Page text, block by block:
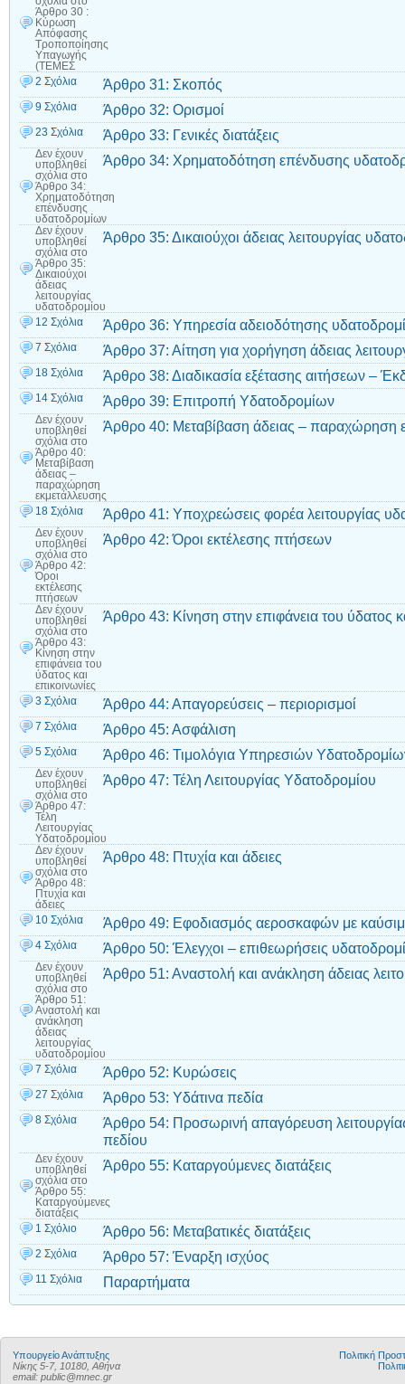
Άρθρο 30 :
Κύρωση
Απόφασης
Τροποποίησης
Υπαγωγής
(ΤΕΜΕΣ
2 Σχόλια
Άρθρο 31: Σκοπός
9 Σχόλια Άρθρο 32: Ορισμοί
23 Σχόλια Άρθρο 33: Γενικές διατάξεις
Δεν έχουν
υποβληθεί
σχόλια στο
Άρθρο 34:
Xρηματοδότηση
επένδυσης
υδατοδρομίων
Άρθρο 34: Xρηματοδότηση επένδυσης
Δεν έχουν
υποβληθεί
σχόλια στο
Άρθρο 35:
Δικαιούχοι
άδειας
λειτουργίας
υδατοδρομίου
Άρθρο 35: Δικαιούχοι άδειας λειτουργίας
12 Σχόλια Άρθρο 36: Υπηρεσία αδειοδότησης
7 Σχόλια Άρθρο 37: Αίτηση για χορήγηση άδειας
18 Σχόλια Άρθρο 38: Διαδικασία εξέτασης αιτήσεων –
14 Σχόλια Άρθρο 39: Επιτροπή Υδατοδρομίων
Δεν έχουν
υποβληθεί
σχόλια στο
Άρθρο 40:
Μεταβίβαση
άδειας –
παραχώρηση
εκμετάλλευσης
Άρθρο 40: Μεταβίβαση άδειας – παραχώρηση
18 Σχόλια Άρθρο 41: Υποχρεώσεις φορέα λειτουργίας
Δεν έχουν
υποβληθεί
σχόλια στο
Άρθρο 42:
Όροι
εκτέλεσης
πτήσεων
Άρθρο 42: Όροι εκτέλεσης πτήσεων
Δεν έχουν
υποβληθεί
σχόλια στο
Άρθρο 43:
Κίνηση στην
επιφάνεια του
ύδατος και
επικοινωνίες
Άρθρο 43: Κίνηση στην επιφάνεια του ύδατος
3 Σχόλια Άρθρο 44: Απαγορεύσεις – περιορισμοί
7 Σχόλια Άρθρο 45: Ασφάλιση
5 Σχόλια Άρθρο 46: Τιμολόγια Υπηρεσιών
Δεν έχουν
υποβληθεί
σχόλια στο
Άρθρο 47:
Τέλη
Λειτουργίας
Υδατοδρομίου
Άρθρο 47: Τέλη Λειτουργίας Υδατοδρομίου
Δεν έχουν
υποβληθεί
σχόλια στο
Άρθρο 48:
Πτυχία και
άδειες
Άρθρο 48: Πτυχία και άδειες
10 Σχόλια Άρθρο 49: Εφοδιασμός αεροσκαφών με
4 Σχόλια Άρθρο 50: Έλεγχοι – επιθεωρήσεις
Δεν έχουν
υποβληθεί
σχόλια στο
Άρθρο 51:
Αναστολή και
ανάκληση
άδειας
λειτουργίας
υδατοδρομίου
Άρθρο 51: Αναστολή και ανάκληση άδειας
7 Σχόλια Άρθρο 52: Κυρώσεις
27 Σχόλια Άρθρο 53: Υδάτινα πεδία
8 Σχόλια
Άρθρο 54: Προσωρινή απαγόρευση
πεδίου
Δεν έχουν
υποβληθεί
σχόλια στο
Άρθρο 55:
Καταργούμενες
διατάξεις
Άρθρο 55: Καταργούμενες διατάξεις
1 Σχόλιο Άρθρο 56: Μεταβατικές διατάξεις
2 Σχόλια Άρθρο 57: Έναρξη ισχύος
11 Σχόλια Παραρτήματα
Υπουργείο Ανάπτυξης
Νίκης 5-7, 10180, Αθήνα
email: public@mnec.gr
Πολιτική